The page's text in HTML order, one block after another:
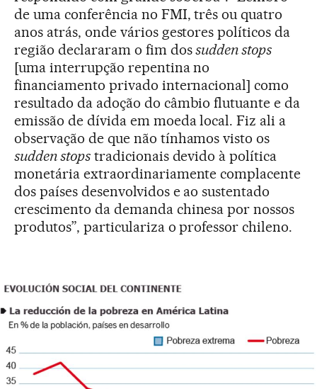
de uma conferência no FMI, três ou quatro
anos atrás, onde vários gestores políticos da
região declararam o fim dossudden stops
[uma interrupção repentina no
financiamento privado internacional] como
resultado da adoção do câmbio flutuante e da
emissão de dívida em moeda local. Fiz ali a
observação de que não tínhamos visto os
sudden stopstradicionais devido à política
monetária extraordinariamente complacente
dos países desenvolvidos e ao sustentado
crescimento da demanda chinesa por nossos
produtos”, particulariza o professor chileno.